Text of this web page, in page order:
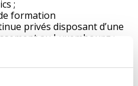
;
formation
privés disposant d’une
au Luxembourg ;
de l’UE ou dans un pays